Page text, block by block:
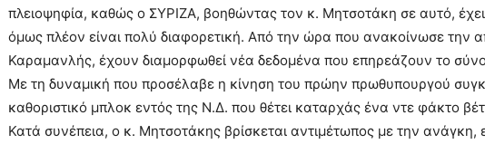
πλειοψηφία, καθώς ο ΣΥΡΙΖΑ, βοηθώντας τον κ. Μητσοτάκη σε αυτό, έχει
όμως πλέον είναι πολύ διαφορετική. Από την ώρα που ανακοίνωσε την
Καραμανλής, έχουν διαμορφωθεί νέα δεδομένα που επηρεάζουν το
Με τη δυναμική που προσέλαβε η κίνηση του πρώην πρωθυπουργού
καθοριστικό μπλοκ εντός της Ν.Δ. που θέτει καταρχάς ένα ντε φάκτο
Κατά συνέπεια, ο κ. Μητσοτάκης βρίσκεται αντιμέτωπος με την ανάγκη,